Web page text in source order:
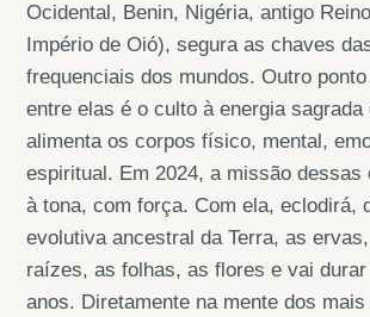
Ocidental, Benin, Nigéria, antigo
Império de Oió), segura as chaves
frequenciais dos mundos. Outro
entre elas é o culto à energia sagrada
alimenta os corpos físico, mental,
espiritual. Em 2024, a missão dessas
à tona, com força. Com ela, eclodirá,
evolutiva ancestral da Terra, as
raízes, as folhas, as flores e vai
anos. Diretamente na mente dos